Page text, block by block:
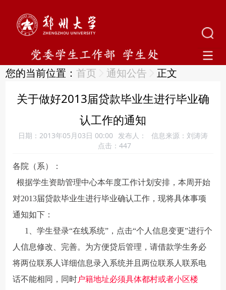
您的当前位置：首页 通知公告 正文
关于做好2013届贷款毕业生进行毕业确
认工作的通知
日期：2013年05月03日 00:00 发布人：
信息来源：刘涛涛
点击： 447
各院（系）：
根据学生资助管理中心本年度工作计划安排，本周开始
对2013届贷款毕业生进行毕业确认工作，现将具体事项
通知如下：
1、学生登录“在线系统”，点击“个人信息变更”进行个
人信息修改、完善。为方便贷后管理，请借款学生务必
将两位联系人详细信息录入系统并且两位联系人联系电
话不能相同，同时户籍地址必须具体都村或者小区楼